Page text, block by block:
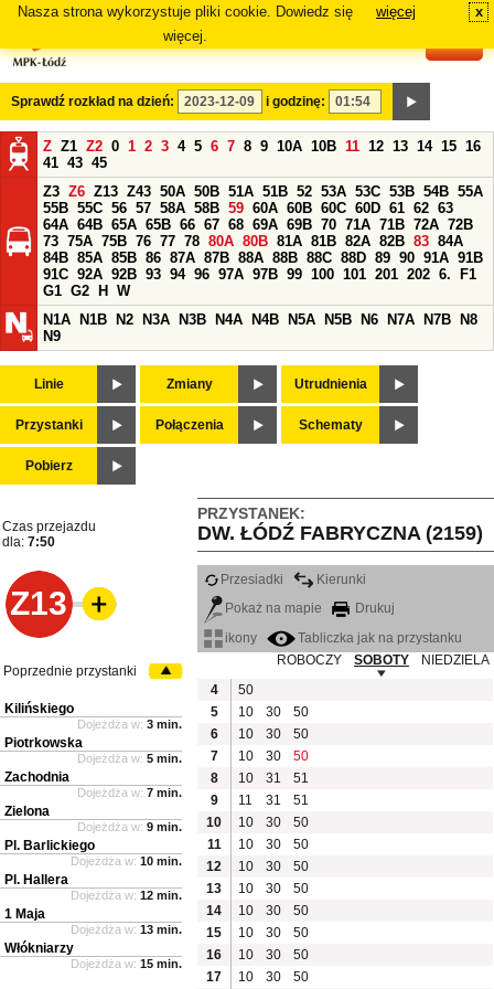
Nasza strona wykorzystuje pliki cookie. Dowiedz się
więcej.
więcej x
Sprawdź rozkład na dzień: i godzinę:
Z Z1 Z2 0 1 2 3 4 5 6 7 8 9 10A 10B 11 12 13 14 15 16
41 43 45
Z3 Z6 Z13 Z43 50A 50B 51A 51B 52 53A 53C 53B 54B 55A
55B 55C 56 57 58A 58B 59 60A 60B 60C 60D 61 62 63
64A 64B 65A 65B 66 67 68 69A 69B 70 71A 71B 72A 72B
73 75A 75B 76 77 78 80A 80B 81A 81B 82A 82B 83 84A
84B 85A 85B 86 87A 87B 88A 88B 88C 88D 89 90 91A 91B
91C 92A 92B 93 94 96 97A 97B 99 100 101 201 202 6.
F1
G1 G2 H
W
N1A
N1B N2 N3A N3B N4A N4B N5A N5B N6 N7A N7B
N8
N9
Linie Zmiany Utrudnienia
Przystanki Połączenia Schematy
Pobierz
PRZYSTANEK:
DW. ŁÓDŹ FABRYCZNA (2159)
Czas przejazdu
dla: 7:50
Z13
Przesiadki
Kierunki
Pokaż na mapie
Drukuj
ikony
Tabliczka jak na przystanku
ROBOCZY
SOBOTY
NIEDZIELA
4
50
5
10 30
50
6
10 30
50
7
10 30
50
8
10 31
51
9
11 31
51
10
10 30
50
11
10 30
50
12
10 30
50
13
10 30
50
14
10 30
50
15
10 30
50
16
10 30
50
17
10 30 50
Poprzednie przystanki
Kilińskiego
Dojeżdża w: 3 min.
Piotrkowska
Dojeżdża w: 5 min.
Zachodnia
Dojeżdża w: 7 min.
Zielona
Dojeżdża w: 9 min.
Pl. Barlickiego
Dojeżdża w: 10 min.
Pl. Hallera
Dojeżdża w: 12 min.
1 Maja
Dojeżdża w: 13 min.
Włókniarzy
Dojeżdża w: 15 min.